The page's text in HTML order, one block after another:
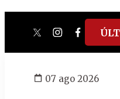
twitterinstagram
07 ago 2026